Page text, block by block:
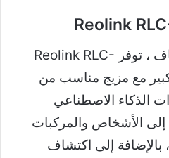
Reolink RLC-
مع مزيج مناسب من
الذكاء الاصطناعي
إلى الأشخاص والمركبات
بالإضافة إلى اكتشاف